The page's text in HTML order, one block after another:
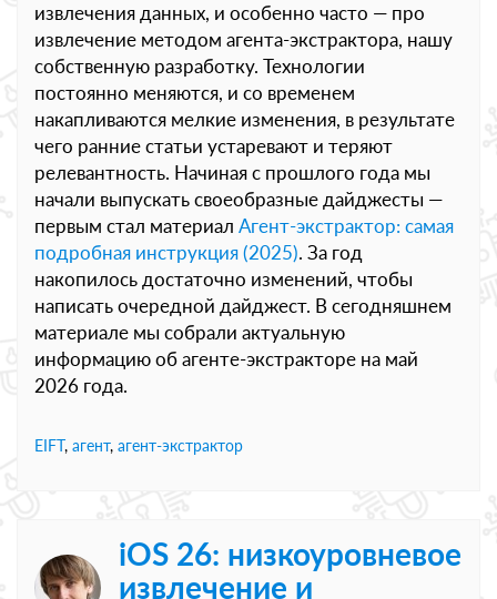
извлечения данных, и особенно часто — про
извлечение методом агента-экстрактора, нашу
собственную разработку. Технологии
постоянно меняются, и со временем
накапливаются мелкие изменения, в результате
чего ранние статьи устаревают и теряют
релевантность. Начиная с прошлого года мы
начали выпускать своеобразные дайджесты —
первым стал материал Агент-экстрактор: самая
подробная инструкция (2025). За год
накопилось достаточно изменений, чтобы
написать очередной дайджест. В сегодняшнем
материале мы собрали актуальную
информацию об агенте-экстракторе на май
2026 года.
EIFT, агент, агент-экстрактор
iOS 26: низкоуровневое
извлечение и